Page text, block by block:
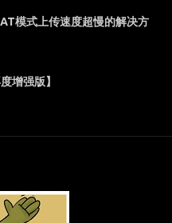
模式上传速度超慢的解决方
增强版】